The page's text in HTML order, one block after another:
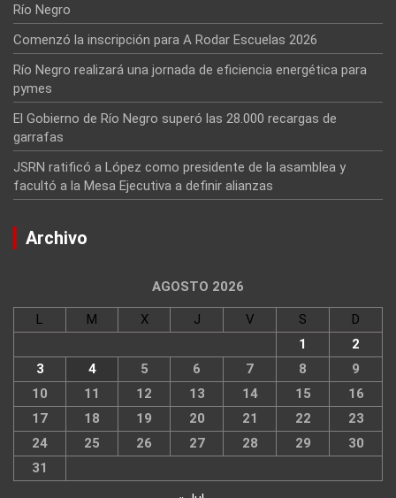
Río Negro
Comenzó la inscripción para A Rodar Escuelas 2026
Río Negro realizará una jornada de eficiencia energética para
pymes
El Gobierno de Río Negro superó las 28.000 recargas de
garrafas
JSRN ratificó a López como presidente de la asamblea y
facultó a la Mesa Ejecutiva a definir alianzas
Archivo
AGOSTO 2026
L M X J V S
D
1
2
3
4 5 6 7 8
9
10
11 12 13 14 15
16
17
18 19 20 21 22
23
24
25 26 27 28 29
30
31